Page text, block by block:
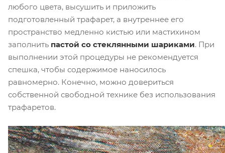
любого цвета, высушить и приложить
подготовленный трафарет, а внутреннее его
пространство медленно кистью или мастихином
заполнить пастой со стеклянными шариками. При
выполнении этой процедуры не рекомендуется
спешка, чтобы содержимое наносилось
равномерно. Конечно, можно довериться
собственной свободной технике без использования
трафаретов.